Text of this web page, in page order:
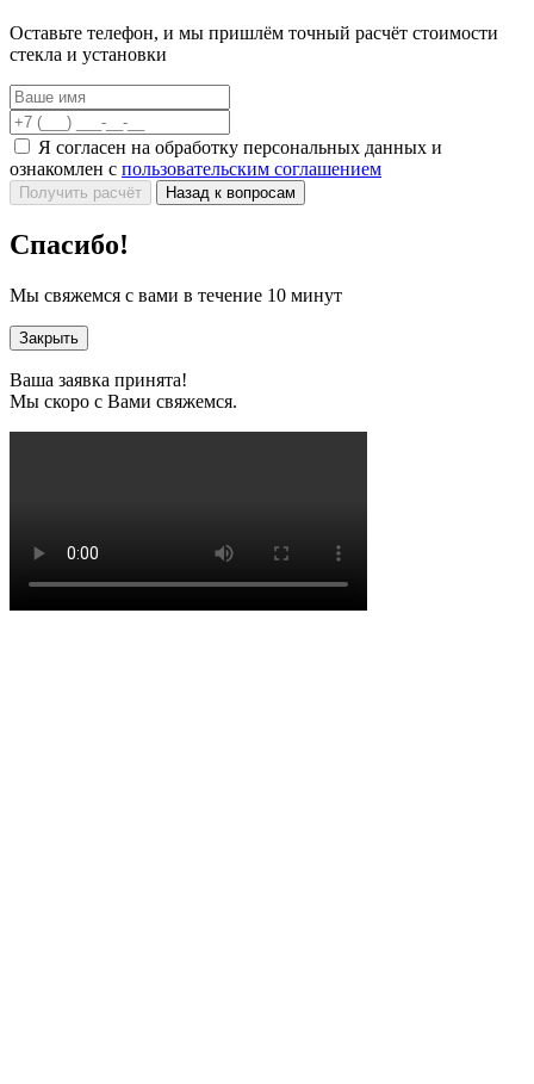
Оставьте телефон, и мы пришлём точный расчёт стоимости
стекла и установки
Я согласен на обработку персональных данных и
ознакомлен с пользовательским соглашением
Получить расчёт Назад к вопросам
Спасибо!
Мы свяжемся с вами в течение 10 минут
Закрыть
Ваша заявка принята!
Мы скоро с Вами свяжемся.